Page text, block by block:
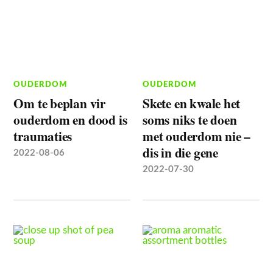
OUDERDOM
Om te beplan vir
ouderdom en dood is
traumaties
2022-08-06
OUDERDOM
Skete en kwale het
soms niks te doen
met ouderdom nie –
dis in die gene
2022-07-30